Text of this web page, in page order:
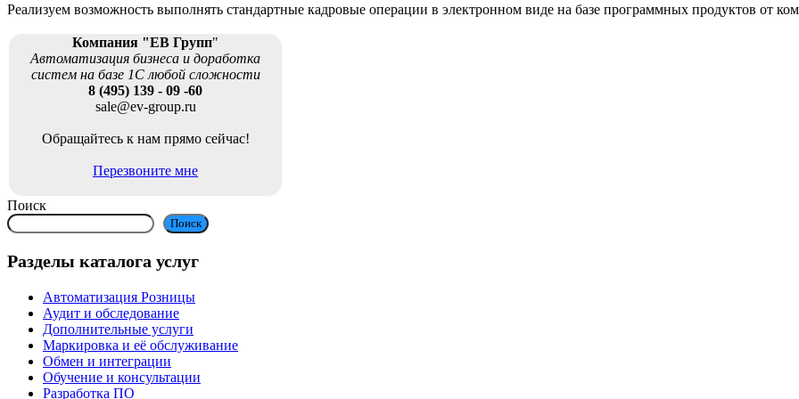
Реализуем возможность выполнять стандартные кадровые операции в электронном виде на базе программных продуктов от
Компания "ЕВ Групп"
Автоматизация бизнеса и доработка
систем на базе 1С любой сложности
8 (495) 139 - 09 -60
sale@ev-group.ru
Обращайтесь к нам прямо сейчас!
Перезвоните мне
Поиск
Поиск
Разделы каталога услуг
Автоматизация Розницы
Аудит и обследование
Дополнительные услуги
Маркировка и её обслуживание
Обмен и интеграции
Обучение и консультации
Разработка ПО